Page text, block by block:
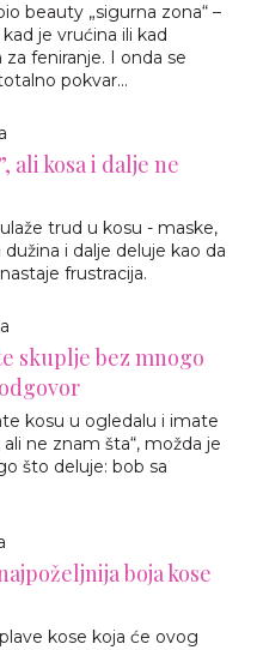
beauty „sigurna zona“ –
je vrućina ili kad
feniranje. I onda se
pokvar...
ali kosa i dalje ne
trud u kosu - maske,
i dalje deluje kao da
frustracija.
skuplje bez mnogo
kosu u ogledalu i imate
ne znam šta“, možda je
što deluje: bob sa
boja kose
kose koja će ovog